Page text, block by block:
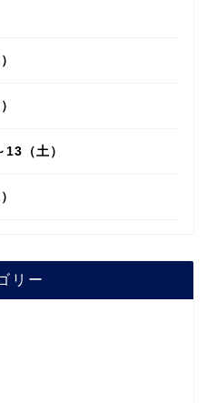
（土）
リー